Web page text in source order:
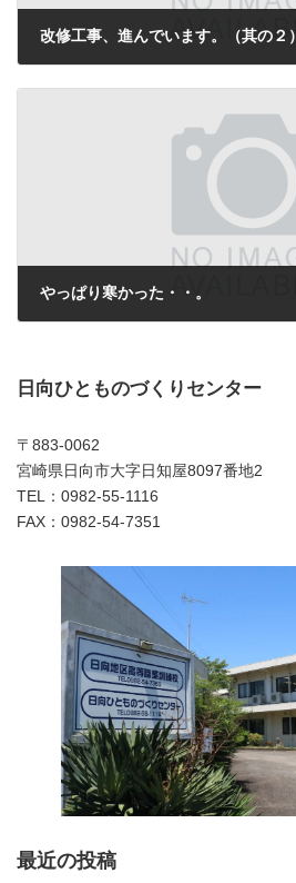
改修工事、進んでいます。（其の２）
やっぱり寒かった・・。
日向ひとものづくりセンター
〒883-0062
宮崎県日向市大字日知屋8097番地2
TEL：0982-55-1116
FAX：0982-54-7351
最近の投稿